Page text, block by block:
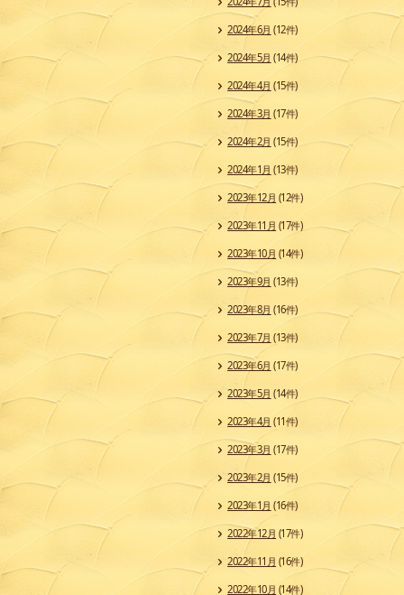
2024年6月 (12件)
2024年5月 (14件)
2024年4月 (15件)
2024年3月 (17件)
2024年2月 (15件)
2024年1月 (13件)
2023年12月 (12件)
2023年11月 (17件)
2023年10月 (14件)
2023年9月 (13件)
2023年8月 (16件)
2023年7月 (13件)
2023年6月 (17件)
2023年5月 (14件)
2023年4月 (11件)
2023年3月 (17件)
2023年2月 (15件)
2023年1月 (16件)
2022年12月 (17件)
2022年11月 (16件)
2022年10月 (14件)